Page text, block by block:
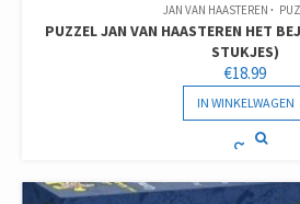
JAN VAN HAASTEREN
PUZZEL JAN VAN HAASTEREN HET
STUKJES)
€18.99
IN WINKELWAGEN